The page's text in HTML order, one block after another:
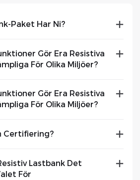
Paket Har Ni?
Gör Era Resistiva
För Olika Miljöer?
Gör Era Resistiva
För Olika Miljöer?
Certifiering?
Lastbank Det
För